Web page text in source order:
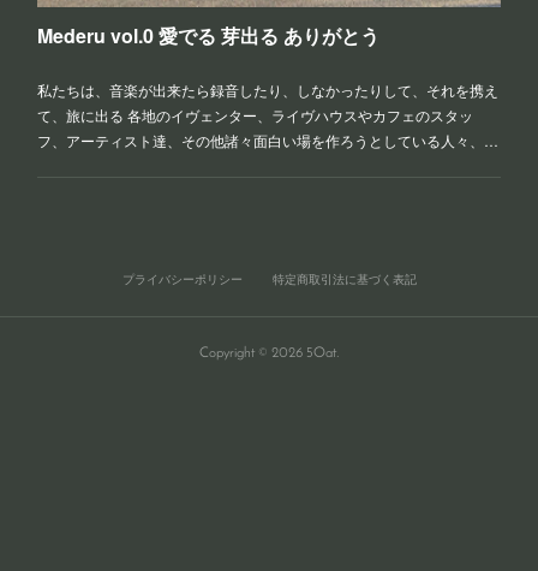
Mederu vol.0 愛でる 芽出る ありがとう
私たちは、音楽が出来たら録音したり、しなかったりして、それを携え
て、旅に出る 各地のイヴェンター、ライヴハウスやカフェのスタッ
フ、アーティスト達、その他諸々面白い場を作ろうとしている人々、…
プライバシーポリシー 特定商取引法に基づく表記
Copyright © 2026 5Oat.